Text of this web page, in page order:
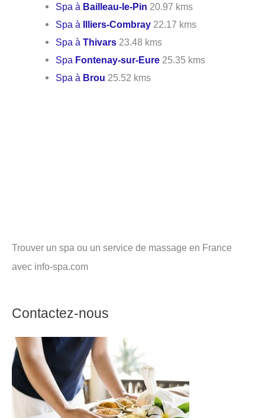
Spa à Bailleau-le-Pin 20.97 kms
Spa à Illiers-Combray 22.17 kms
Spa àThivars 23.48 kms
Spa Fontenay-sur-Eure 25.35 kms
Spa à Brou 25.52 kms
Trouver un spa ou un service de massage en France
avec info-spa.com
Contactez-nous